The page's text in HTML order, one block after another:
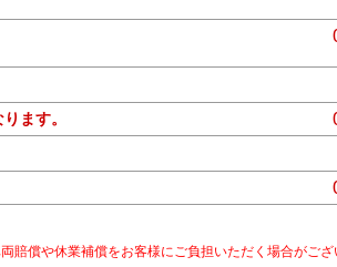
ます。
賠償や休業補償をお客様にご負担いただく場合がござ